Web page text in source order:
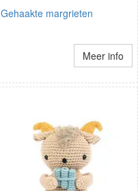
Gehaakte margrieten
Meer info